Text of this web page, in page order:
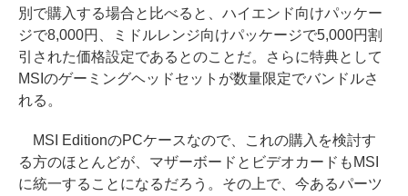
別で購入する場合と比べると、ハイエンド向けパッケー
ジで8,000円、ミドルレンジ向けパッケージで5,000円割
引された価格設定であるとのことだ。さらに特典として
MSIのゲーミングヘッドセットが数量限定でバンドルさ
れる。
MSI EditionのPCケースなので、これの購入を検討す
る方のほとんどが、マザーボードとビデオカードもMSI
に統一することになるだろう。その上で、今あるパーツ